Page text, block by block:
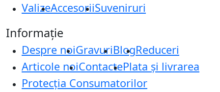
ValizeAccesoriiSuveniruri
Informație
Despre noiGravuriBlogReduceri
Articole noiContactePlata și livrarea
Protecţia Consumatorilor